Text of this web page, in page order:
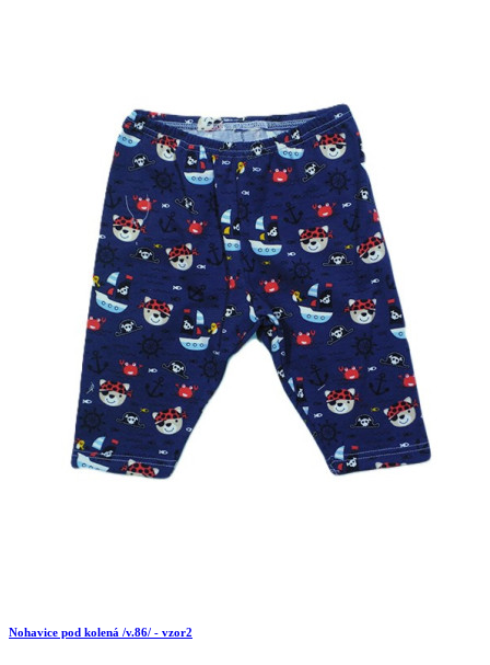
Nohavice pod kolená /v.86/ - vzor2